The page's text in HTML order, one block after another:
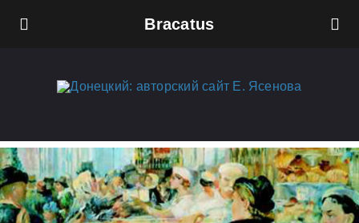
Bracatus